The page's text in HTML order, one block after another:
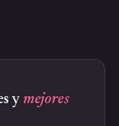
y mejores